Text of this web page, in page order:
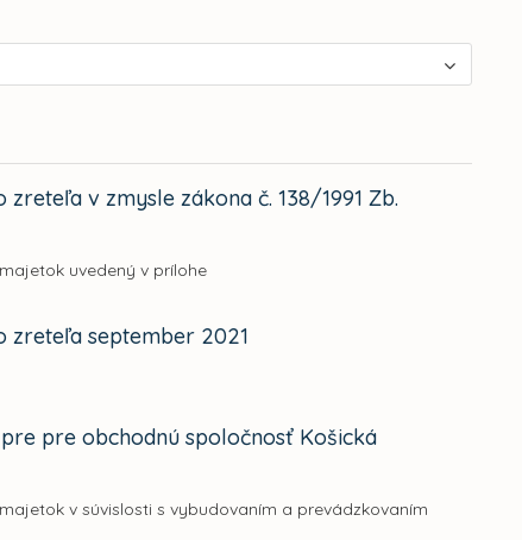
v zmysle zákona č. 138/1991 Zb.
uvedený v prílohe
zreteľa september 2021
pre obchodnú spoločnosť Košická
v súvislosti s vybudovaním a prevádzkovaním